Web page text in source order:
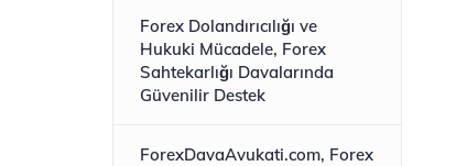
Forex Dolandırıcılığı ve
Hukuki Mücadele, Forex
Sahtekarlığı Davalarında
Güvenilir Destek
ForexDavaAvukati.com, Forex